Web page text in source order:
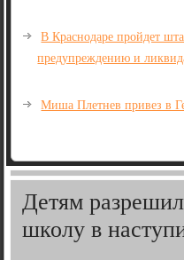
В Краснодаре пройдет
предупреждению и
Миша Плетнев привез в
Детям
школу в